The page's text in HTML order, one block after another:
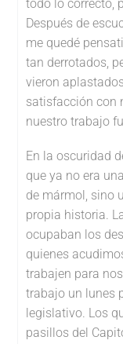
todo lo correcto,
Después de
me quedé
tan derrotados,
vieron
satisfacción con
nuestro trabajo
En la oscuridad
que ya no era
de mármol, sino
propia historia.
ocupaban los
quienes
trabajen para
trabajo un lunes
legislativo. Los
pasillos del